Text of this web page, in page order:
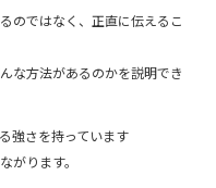
のではなく、正直に伝えるこ
な方法があるのかを説明でき
強さを持っています
がります。